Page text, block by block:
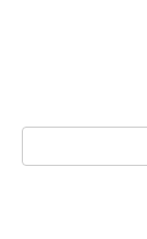
Пошук: